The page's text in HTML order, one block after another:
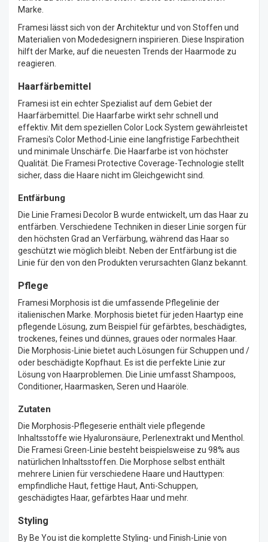
Marke.
Framesi lässt sich von der Architektur und von Stoffen und
Materialien von Modedesignern inspirieren. Diese Inspiration
hilft der Marke, auf die neuesten Trends der Haarmode zu
reagieren.
Haarfärbemittel
Framesi ist ein echter Spezialist auf dem Gebiet der
Haarfärbemittel. Die Haarfarbe wirkt sehr schnell und
effektiv. Mit dem speziellen Color Lock System gewährleistet
Framesi's Color Method-Linie eine langfristige Farbechtheit
und minimale Unschärfe. Die Haarfarbe ist von höchster
Qualität. Die Framesi Protective Coverage-Technologie stellt
sicher, dass die Haare nicht im Gleichgewicht sind.
Entfärbung
Die Linie Framesi Decolor B wurde entwickelt, um das Haar zu
entfärben. Verschiedene Techniken in dieser Linie sorgen für
den höchsten Grad an Verfärbung, während das Haar so
geschützt wie möglich bleibt. Neben der Entfärbung ist die
Linie für den von den Produkten verursachten Glanz bekannt.
Pflege
Framesi Morphosis ist die umfassende Pflegelinie der
italienischen Marke. Morphosis bietet für jeden Haartyp eine
pflegende Lösung, zum Beispiel für gefärbtes, beschädigtes,
trockenes, feines und dünnes, graues oder normales Haar.
Die Morphosis-Linie bietet auch Lösungen für Schuppen und /
oder beschädigte Kopfhaut. Es ist die perfekte Linie zur
Lösung von Haarproblemen. Die Linie umfasst Shampoos,
Conditioner, Haarmasken, Seren und Haaröle.
Zutaten
Die Morphosis-Pflegeserie enthält viele pflegende
Inhaltsstoffe wie Hyaluronsäure, Perlenextrakt und Menthol.
Die Framesi Green-Linie besteht beispielsweise zu 98% aus
natürlichen Inhaltsstoffen. Die Morphose selbst enthält
mehrere Linien für verschiedene Haare und Hauttypen:
empfindliche Haut, fettige Haut, Anti-Schuppen,
geschädigtes Haar, gefärbtes Haar und mehr.
Styling
By Be You ist die komplette Styling- und Finish-Linie von